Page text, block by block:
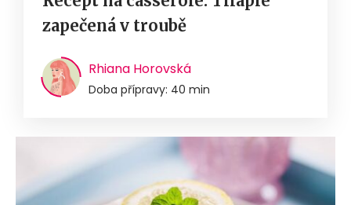
zapečená v troubě
Rhiana Horovská
Doba přípravy: 40 min